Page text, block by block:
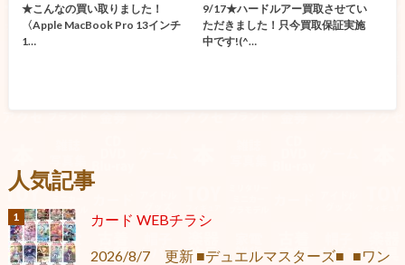
★こんなの買い取りました！
〈Apple MacBook Pro 13インチ
1…
9/17★ハードルアー買取させてい
ただきました！只今買取保証実施
中です!(^…
人気記事
カード WEBチラシ
2026/8/7 更新 ■デュエルマスターズ■ ■ワン